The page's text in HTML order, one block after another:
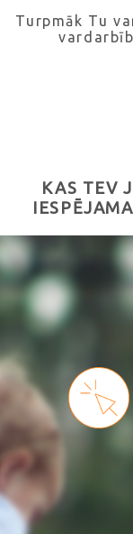
Turpmāk Tu
KAS TEV